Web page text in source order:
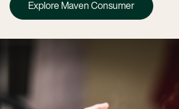
Explore Maven Consumer